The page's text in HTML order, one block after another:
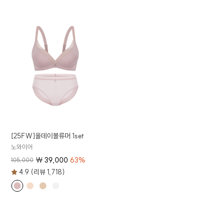
[25FW]올데이볼류머 1set
노와이어
105,000 ₩39,000 63%
4.9 (리뷰 1,718)